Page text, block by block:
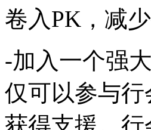
卷入PK，减少
-加入一个强
仅可以参与行
获得支援。